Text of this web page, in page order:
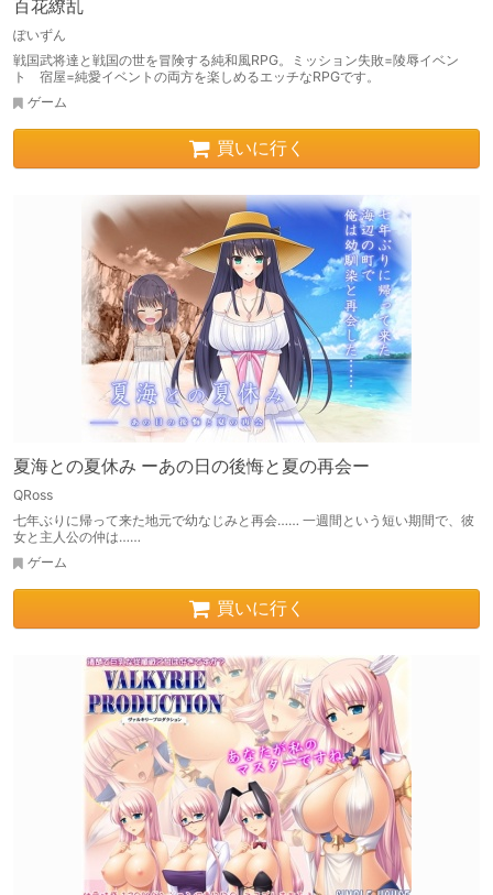
百花繚乱
ぽいずん
戦国武将達と戦国の世を冒険する純和風RPG。ミッション失敗=陵辱イベン
ト 宿屋=純愛イベントの両方を楽しめるエッチなRPGです。
ゲーム
買いに行く
夏海との夏休み ーあの日の後悔と夏の再会ー
QRoss
七年ぶりに帰って来た地元で幼なじみと再会…… 一週間という短い期間で、彼
女と主人公の仲は……
ゲーム
買いに行く